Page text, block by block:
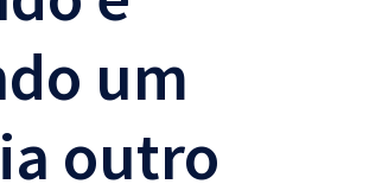
um
outro